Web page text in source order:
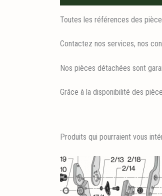
Toutes les références des
Contactez nos services, nos
Nos pièces détachées sont
Grâce à la disponibilité des
Produits qui pourraient vous